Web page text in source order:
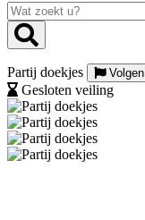
Wat
zoekt
u?
Partij doekjes Volgen
Gesloten veiling